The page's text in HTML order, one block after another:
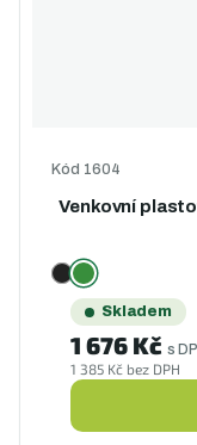
Venkovní
Kód 1604
Skladem
1 385 Kč bez DPH
1 676 Kč s